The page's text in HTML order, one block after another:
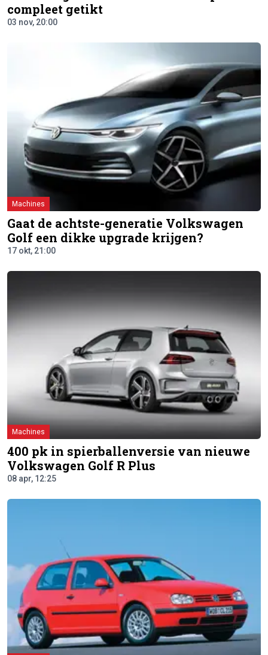
compleet getikt
03 nov, 20:00
Machines
Gaat de achtste-generatie Volkswagen
Golf een dikke upgrade krijgen?
17 okt, 21:00
Machines
400 pk in spierballenversie van nieuwe
Volkswagen Golf R Plus
08 apr, 12:25